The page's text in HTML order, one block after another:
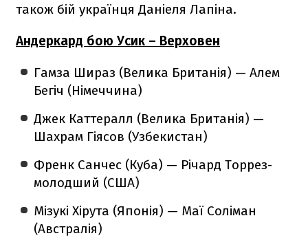
також бій українця Даніеля Лапіна.
Андеркард бою Усик – Верховен
Гамза Шираз (Велика Британія) — Алем
Бегіч (Німеччина)
Джек Каттералл (Велика Британія) —
Шахрам Гіясов (Узбекистан)
Френк Санчес (Куба) — Річард Торрез-
молодший (США)
Мізукі Хірута (Японія) — Маї Соліман
(Австралія)